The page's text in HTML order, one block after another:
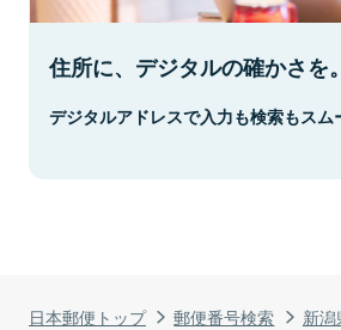
日本郵便トップ 郵便番号検索
新潟
住所に、デジタルの確かさを。
デジタルアドレスで入力も検索もスム